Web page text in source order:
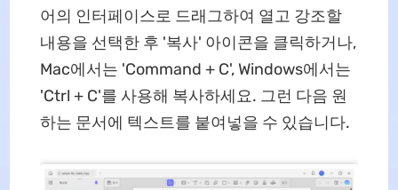
어의 인터페이스로 드래그하여 열고 강조할
내용을 선택한 후 '복사' 아이콘을 클릭하거나,
Mac에서는 'Command + C', Windows에서는
'Ctrl + C'를 사용해 복사하세요. 그런 다음 원
하는 문서에 텍스트를 붙여넣을 수 있습니다.